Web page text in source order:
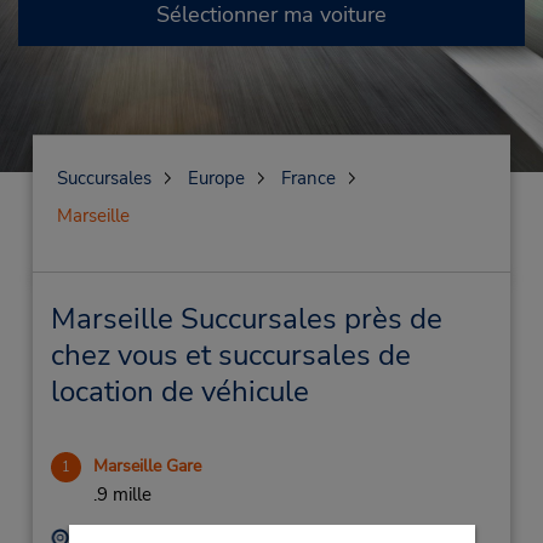
Sélectionner ma voiture
Succursales Europe
France
Marseille
Marseille Succursales près de
chez vous et succursales de
location de véhicule
1 Marseille Gare
.9 mille